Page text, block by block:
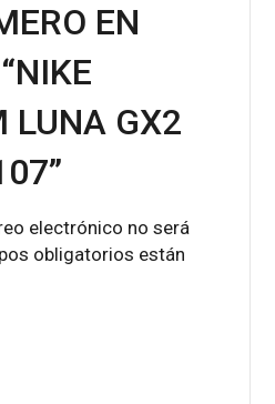
EN
LUNA GX2
electrónico no será
obligatorios están